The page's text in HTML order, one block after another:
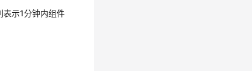
表示1分钟内组件